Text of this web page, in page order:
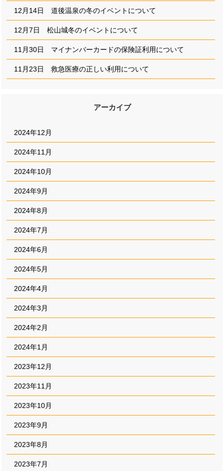
12月14日 道後温泉の冬のイベントについて
12月7日 松山城冬のイベントについて
11月30日 マイナンバーカードの保険証利用について
11月23日 救急医療の正しい利用について
アーカイブ
2024年12月
2024年11月
2024年10月
2024年9月
2024年8月
2024年7月
2024年6月
2024年5月
2024年4月
2024年3月
2024年2月
2024年1月
2023年12月
2023年11月
2023年10月
2023年9月
2023年8月
2023年7月